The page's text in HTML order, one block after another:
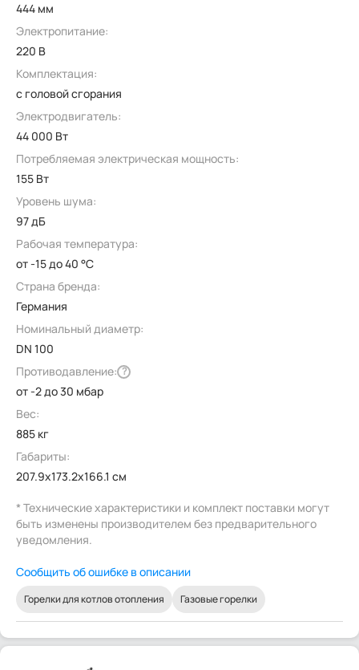
444 мм
Электропитание:
220 В
Комплектация:
с головой сгорания
Электродвигатель:
44 000 Вт
Потребляемая электрическая мощность:
155 Вт
Уровень шума:
97 дБ
Рабочая температура:
от -15 до 40 °C
Страна бренда:
Германия
Номинальный диаметр:
DN 100
Противодавление: ?
от -2 до 30 мбар
Вес:
885 кг
Габариты:
207.9x173.2x166.1 см
* Технические характеристики и комплект поставки могут
быть изменены производителем без предварительного
уведомления.
Сообщить об ошибке в описании
Горелки для котлов отопления Газовые горелки